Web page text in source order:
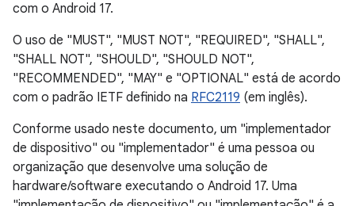
com o Android 17.
O uso de "MUST", "MUST NOT", "REQUIRED", "SHALL",
"SHALL NOT", "SHOULD", "SHOULD NOT",
"RECOMMENDED", "MAY" e "OPTIONAL" está de acordo
com o padrão IETF definido na RFC2119 (em inglês).
Conforme usado neste documento, um "implementador
de dispositivo" ou "implementador" é uma pessoa ou
organização que desenvolve uma solução de
hardware/software executando o Android 17. Uma